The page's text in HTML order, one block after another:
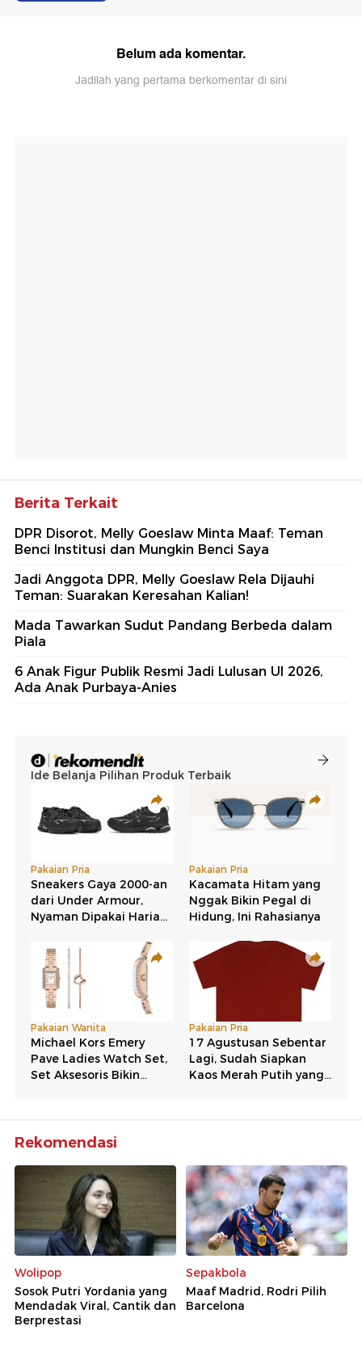
Belum ada komentar.
Jadilah yang pertama berkomentar di sini
Berita Terkait
DPR Disorot, Melly Goeslaw Minta Maaf: Teman
Benci Institusi dan Mungkin Benci Saya
Jadi Anggota DPR, Melly Goeslaw Rela Dijauhi
Teman: Suarakan Keresahan Kalian!
Mada Tawarkan Sudut Pandang Berbeda dalam
Piala
6 Anak Figur Publik Resmi Jadi Lulusan UI 2026,
Ada Anak Purbaya-Anies
Rekomendasi
Wolipop
Sosok Putri Yordania yang
Mendadak Viral, Cantik dan
Berprestasi
Sepakbola
Maaf Madrid, Rodri Pilih
Barcelona